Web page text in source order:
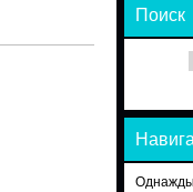
Поиск
Однажды